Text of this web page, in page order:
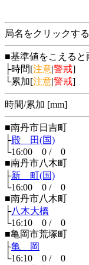
局名をクリックす
■基準値をこえると
├時間[注意|警戒]
└累加[注意|警戒]
時間/累加 [mm]
■南丹市日吉町
├殿 田(国)
└16:00 0 / 0
■南丹市八木町
├新 町(国)
└16:00 0 / 0
■南丹市八木町
├八木大橋
└16:10 0 / 0
■亀岡市荒塚町
├亀 岡
└16:10 0 / 0